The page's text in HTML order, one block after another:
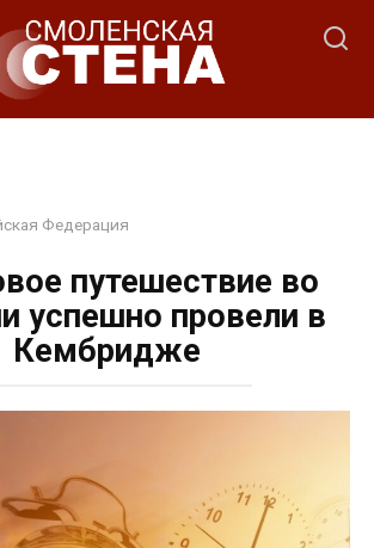
Федерация
путешествие во
успешно провели в
Кембридже